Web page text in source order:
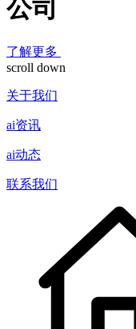
公司
了解更多
scroll down
关于我们
ai资讯
ai动态
联系我们